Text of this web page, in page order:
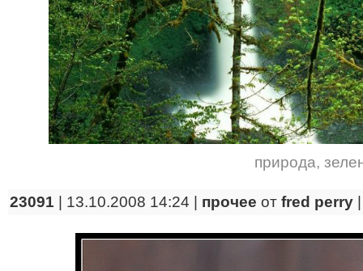
природа,
23091 | 13.10.2008 14:24 | прочее от fred perry